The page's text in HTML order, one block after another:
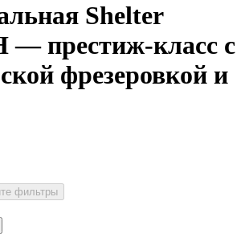
Shelter
престиж-класс с
фрезеровкой и
фильтры